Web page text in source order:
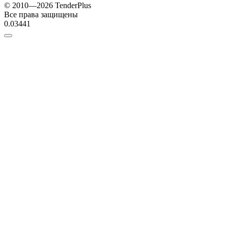
© 2010—2026 TenderPlus
Все права защищены
0.03441